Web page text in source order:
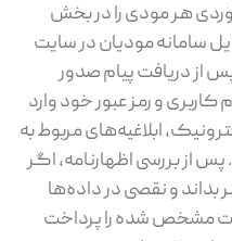
هر مودی را در بخش
سامانه مودیان در سایت
از دریافت پیام صدور
کاربری و رمز عبور خود وارد
ابلاغیه‌های مربوط به
از بررسی اظهارنامه، اگر
بداند و نقصی در داده‌ها
مشخص ‌شده را پرداخت